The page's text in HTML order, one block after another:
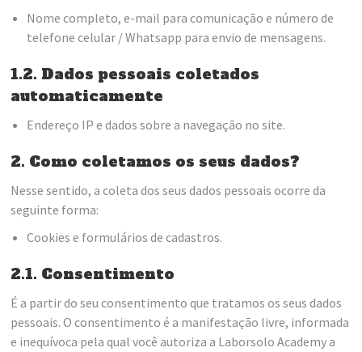
Nome completo, e-mail para comunicação e número de
telefone celular / Whatsapp para envio de mensagens.
1.2. Dados pessoais coletados
automaticamente
Endereço IP e dados sobre a navegação no site.
2. Como coletamos os seus dados?
Nesse sentido, a coleta dos seus dados pessoais ocorre da
seguinte forma:
Cookies e formulários de cadastros.
2.1. Consentimento
É a partir do seu consentimento que tratamos os seus dados
pessoais. O consentimento é a manifestação livre, informada
e inequívoca pela qual você autoriza a Laborsolo Academy a